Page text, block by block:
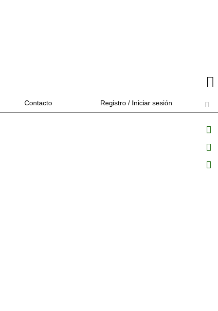
Contacto Registro / Iniciar sesión